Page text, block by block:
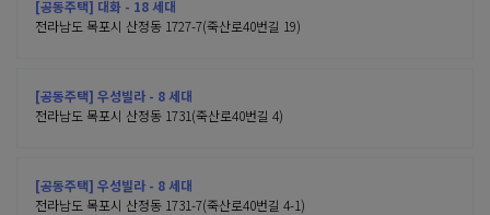
[공동주택] 대화 - 18 세대
전라남도 목포시 산정동 1727-7(죽산로40번길 19)
[공동주택] 우성빌라 - 8 세대
전라남도 목포시 산정동 1731(죽산로40번길 4)
[공동주택] 우성빌라 - 8 세대
전라남도 목포시 산정동 1731-7(죽산로40번길 4-1)